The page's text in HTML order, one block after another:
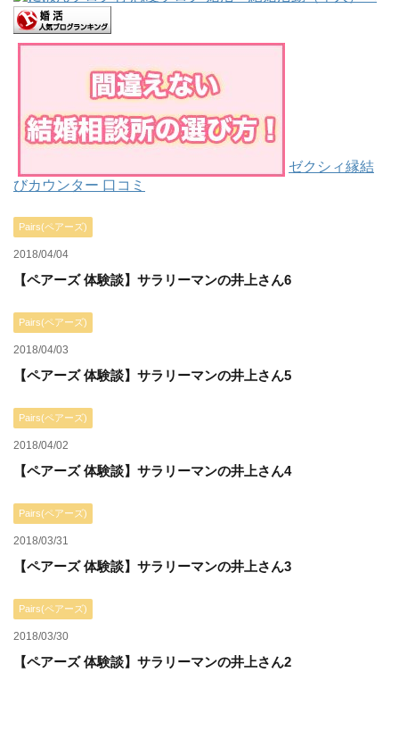
ゼクシィ縁結
びカウンター 口コミ
Pairs(ペアーズ)
2018/04/04
【ペアーズ 体験談】サラリーマンの井上さん6
Pairs(ペアーズ)
2018/04/03
【ペアーズ 体験談】サラリーマンの井上さん5
Pairs(ペアーズ)
2018/04/02
【ペアーズ 体験談】サラリーマンの井上さん4
Pairs(ペアーズ)
2018/03/31
【ペアーズ 体験談】サラリーマンの井上さん3
Pairs(ペアーズ)
2018/03/30
【ペアーズ 体験談】サラリーマンの井上さん2